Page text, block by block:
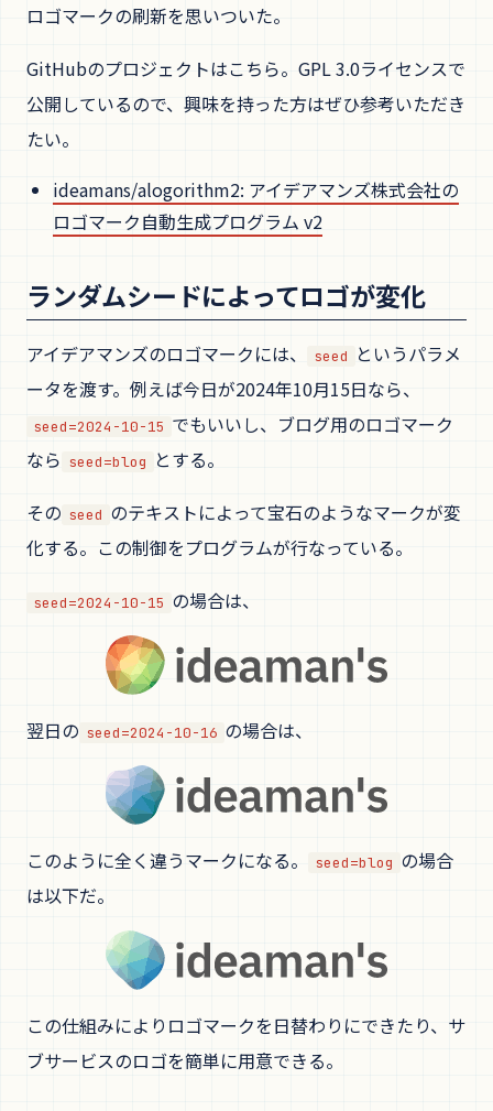
ロゴマークの刷新を思いついた。
GitHubのプロジェクトはこちら。GPL 3.0ライセンスで
公開しているので、興味を持った方はぜひ参考いただき
たい。
ideamans/alogorithm2: アイデアマンズ株式会社の
ロゴマーク自動生成プログラム v2
ランダムシードによってロゴが変化
アイデアマンズのロゴマークには、 seed
というパラメ
ータを渡す。例えば今日が2024年10月15日なら、
seed=2024-10-15 でもいいし、ブログ用のロゴマーク
なら seed=blog
とする。
その seed のテキストによって宝石のようなマークが変
化する。この制御をプログラムが行なっている。
seed=2024-10-15 の場合は、
翌日の seed=2024-10-16 の場合は、
このように全く違うマークになる。 seed=blog の場合
は以下だ。
この仕組みによりロゴマークを日替わりにできたり、サ
ブサービスのロゴを簡単に用意できる。